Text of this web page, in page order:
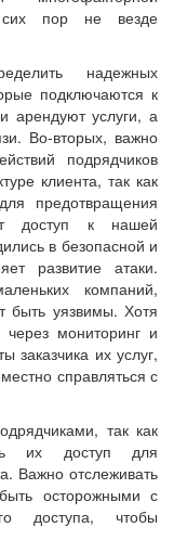
пор не везде
надежных
подключаются к
арендуют услуги, а
Во-вторых, важно
подрядчиков
клиента, так как
предотвращения
доступ к нашей
в безопасной и
развитие атаки.
компаний,
быть уязвимы. Хотя
мониторинг и
заказчика их услуг,
справляться с
так как
их доступ для
Важно отслеживать
осторожными с
доступа, чтобы